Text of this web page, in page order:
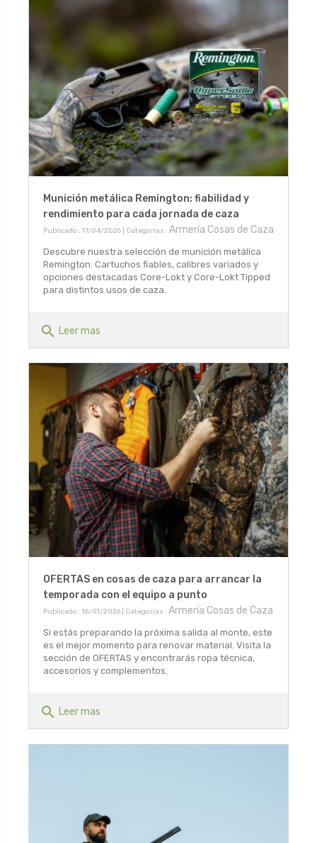
Munición metálica Remington: fiabilidad y
rendimiento para cada jornada de caza
Publicado : 17/04/2026 | Categorías : Armería Cosas de Caza
Descubre nuestra selección de munición metálica
Remington. Cartuchos fiables, calibres variados y
opciones destacadas Core-Lokt y Core-Lokt Tipped
para distintos usos de caza.
search Leer mas
OFERTAS en cosas de caza para arrancar la
temporada con el equipo a punto
Publicado : 16/01/2026 | Categorías : Armería Cosas de Caza
Si estás preparando la próxima salida al monte, este
es el mejor momento para renovar material. Visita la
sección de OFERTAS y encontrarás ropa técnica,
accesorios y complementos.
search Leer mas